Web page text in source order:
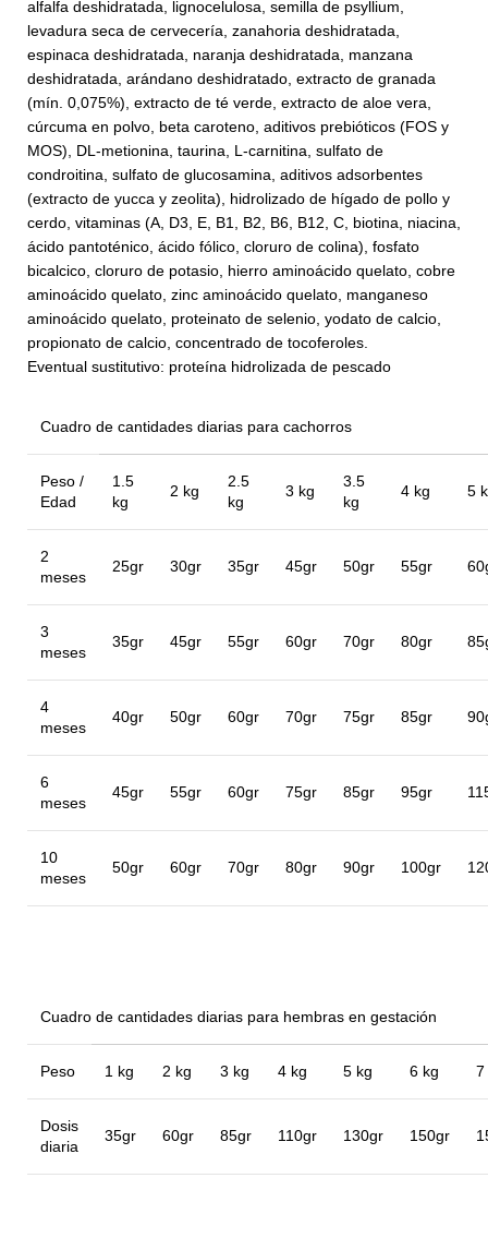
alfalfa deshidratada, lignocelulosa, semilla de psyllium,
levadura seca de cervecería, zanahoria deshidratada,
espinaca deshidratada, naranja deshidratada, manzana
deshidratada, arándano deshidratado, extracto de granada
(mín. 0,075%), extracto de té verde, extracto de aloe vera,
cúrcuma en polvo, beta caroteno, aditivos prebióticos (FOS y
MOS), DL-metionina, taurina, L-carnitina, sulfato de
condroitina, sulfato de glucosamina, aditivos adsorbentes
(extracto de yucca y zeolita), hidrolizado de hígado de pollo y
cerdo, vitaminas (A, D3, E, B1, B2, B6, B12, C, biotina, niacina,
ácido pantoténico, ácido fólico, cloruro de colina), fosfato
bicalcico, cloruro de potasio, hierro aminoácido quelato, cobre
aminoácido quelato, zinc aminoácido quelato, manganeso
aminoácido quelato, proteinato de selenio, yodato de calcio,
propionato de calcio, concentrado de tocoferoles.
Eventual sustitutivo: proteína hidrolizada de pescado
Cuadro de cantidades diarias para cachorros
Peso /
Edad
1.5
kg
2 kg
2.5
kg
3 kg
3.5
kg
4 kg 5
2
meses
25gr 30gr 35gr 45gr 50gr 55gr
3
meses
35gr 45gr 55gr 60gr 70gr 80gr
4
meses
40gr 50gr 60gr 70gr 75gr 85gr
6
meses
45gr 55gr 60gr 75gr 85gr 95gr
10
meses
50gr 60gr 70gr 80gr 90gr 100gr
Cuadro de cantidades diarias para hembras en gestación
Peso 1 kg 2 kg 3 kg 4 kg 5 kg 6 kg 7
Dosis
diaria
35gr 60gr 85gr 110gr 130gr 150gr